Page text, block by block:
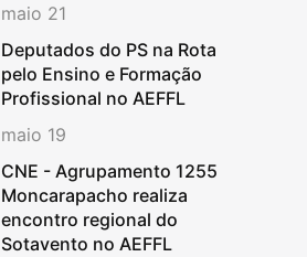
maio 21
Deputados do PS na Rota
pelo Ensino e Formação
Profissional no AEFFL
maio 19
CNE - Agrupamento 1255
Moncarapacho realiza
encontro regional do
Sotavento no AEFFL